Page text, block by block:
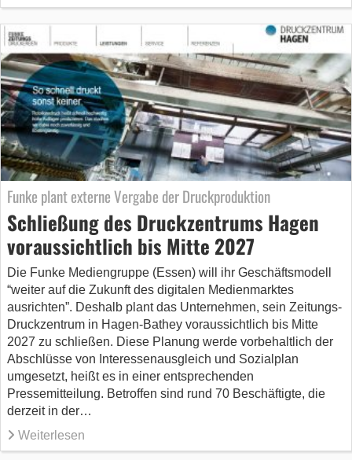
Funke plant externe Vergabe der Druckproduktion
Schließung des Druckzentrums Hagen
voraussichtlich bis Mitte 2027
Die Funke Mediengruppe (Essen) will ihr Geschäftsmodell
“weiter auf die Zukunft des digitalen Medienmarktes
ausrichten”. Deshalb plant das Unternehmen, sein Zeitungs-
Druckzentrum in Hagen-Bathey voraussichtlich bis Mitte
2027 zu schließen. Diese Planung werde vorbehaltlich der
Abschlüsse von Interessenausgleich und Sozialplan
umgesetzt, heißt es in einer entsprechenden
Pressemitteilung. Betroffen sind rund 70 Beschäftigte, die
derzeit in der…
Weiterlesen